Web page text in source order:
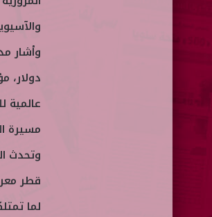
دولار،
مسيرة
وتحدث
قطر
لما
ر